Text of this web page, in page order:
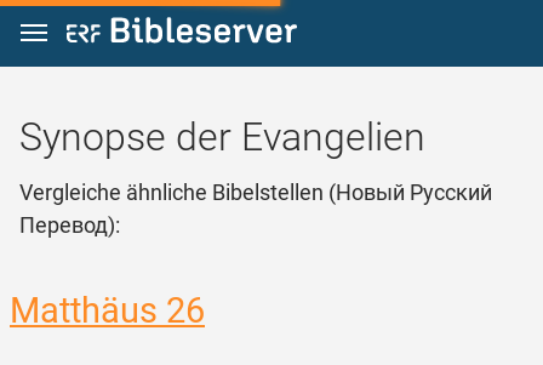
Zum Inhalt springen
Synopse der Evangelien
Vergleiche ähnliche Bibelstellen (Новый Русский
Перевод):
Matthäus 26